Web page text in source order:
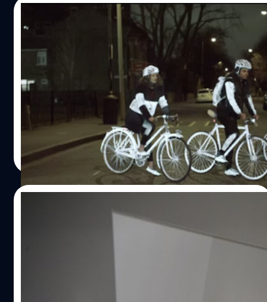
นักปั่นมีเฮ!! “สีสเปรย์ล่องหน” เรืองแสงในที่
มืด ปั่นกลางคืนได้สบายใจเลย!!
ปั่นกลางคืนมันอันตราย แน่นอน เพราะจักรยานไม่มีไฟหรือ
เสียงหรืออะไรที่บ่งบอกว่ามีคนปั่นอยู่ตรงทางนี้นะ ปัญหาเหล่า
นี้จะหมดไป ด้วยตัวช่วยใหม่สำหรับชาวนักปั่นโดยเฉพาะ คือ
“สีสเปรย์ล่องหน” นั่นเองจ้าาา!! แล้วมันช่วยยังไงล่ะ เจ้า “สีส
เปรย์ล่องหน” ตัวนี้ ถูกออกแบบมาโดย “Volvo” (วอลโว่)
บริษัทยานยนต์ระดับโลก เป็น “สีสเปรย์” แบบ “มองไม่เห็น” นี้
อยู่ภายใต้ชื่อ “LifePaint” (ไลฟ์ เพนต์) ใช้ฉีดพ่นลงบน
จักรยาน และหมวกนิรภัยของท่านหรือจะฉีดตามจุดสำคัญที่
สะดวกแก่การมองเห็น โดยสีที่พ่นลงไปจะมองไม่เห็นในที่ ที่มี
แสงสว่าง จึงไม่ทำให้สีรถและหมวกของท่านเพี้ยนไปจากเดิม
แต่มันจะเรืองแสงขึ้นทันทีเมื่อเวลาเริ่มมืด เมื่อสะท้อนไฟหน้า
รถยนต์ ทำให้รถที่ผ่านไปมามองเห็นชาวนักปั่นได้อย่างชัดเจน
เต็มตา “Volvo” (วอลโว่) ถือเป็นผู้นำด้านความปลอดภัยด้าน
salinee tintumrong| 3976 days ago
Read More
นอกจาก Android ตัวใหม่แล้วงาน Google